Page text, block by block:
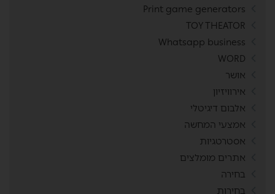
Print game generators
TOY THEATOR
Whatsapp business
WORD
אושר
אירוויזיון
אלבום דיגיטלי
אמצעי המחשה
אסטרטגיות
אתרים מומלצים
בחירה
בחירות